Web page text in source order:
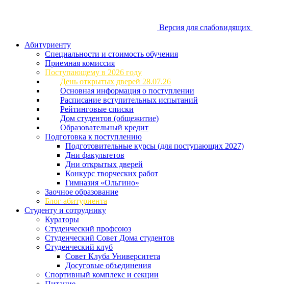
Версия для слабовидящих
Абитуриенту
Специальности и стоимость обучения
Приемная комиссия
Поступающему в 2026 году
День открытых дверей 28.07.26
Основная информация о поступлении
Расписание вступительных испытаний
Рейтинговые списки
Дом студентов (общежитие)
Образовательный кредит
Подготовка к поступлению
Подготовительные курсы (для поступающих 2027)
Дни факультетов
Дни открытых дверей
Конкурс творческих работ
Гимназия «Ольгино»
Заочное образование
Блог абитуриента
Студенту и сотруднику
Кураторы
Студенческий профсоюз
Студенческий Совет Дома студентов
Студенческий клуб
Совет Клуба Университета
Досуговые объединения
Спортивный комплекс и секции